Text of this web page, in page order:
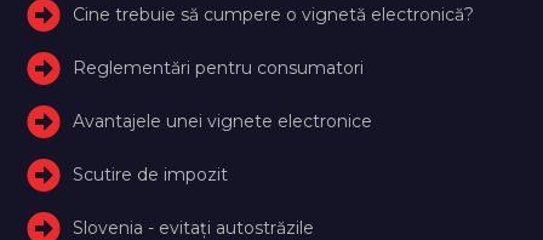
Cine trebuie să cumpere o vignetă electronică?
Reglementări pentru consumatori
Avantajele unei vignete electronice
Scutire de impozit
Slovenia - evitați autostrăzile